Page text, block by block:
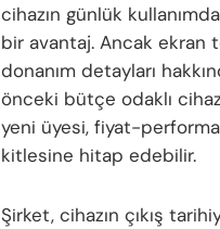
cihazın günlük
bir avantaj. Ancak ekran
donanım detayları
önceki bütçe odaklı
yeni üyesi, fiyat-
kitlesine hitap edebilir.
Şirket, cihazın çıkış